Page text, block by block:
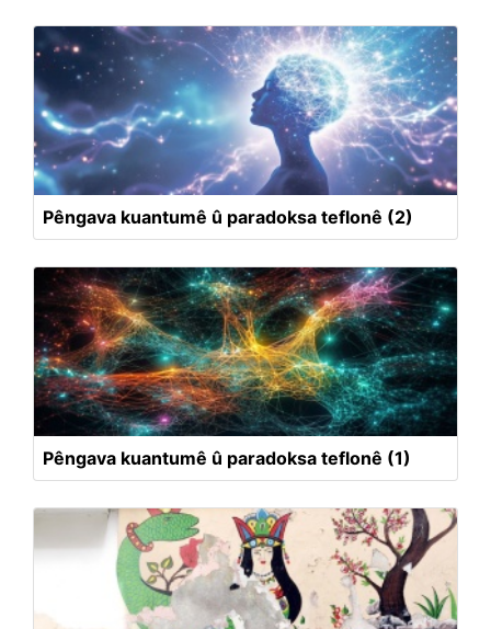
Pêngava kuantumê û paradoksa teflonê (2)
Pêngava kuantumê û paradoksa teflonê (1)